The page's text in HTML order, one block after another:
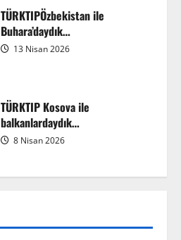
TÜRKTIPÖzbekistan ile
Buhara’daydık…
13 Nisan 2026
TÜRKTIP Kosova ile
balkanlardaydık…
8 Nisan 2026
7 Ağustos 2026